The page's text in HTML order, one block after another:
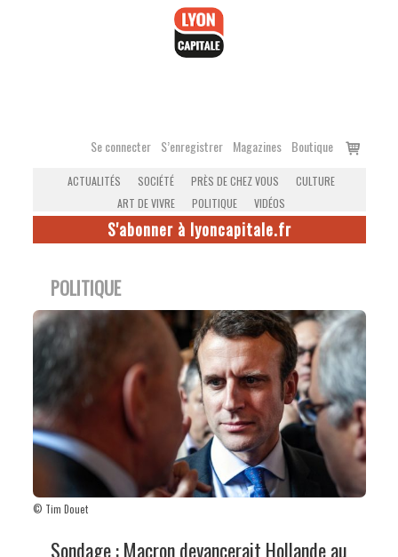
Se connecter S’enregistrer Magazines Boutique
Voir
ACTUALITÉS SOCIÉTÉ PRÈS DE CHEZ VOUS
CULTURE
ART DE VIVRE
POLITIQUE VIDÉOS
S'abonner à lyoncapitale.fr
POLITIQUE
© Tim Douet
Sondage : Macron devancerait Hollande au